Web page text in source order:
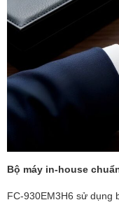
Bộ máy in-house
FC-930EM3H6 sử dụng